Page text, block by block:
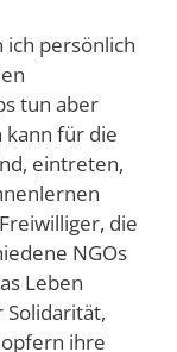
ich persönlich
tun aber
kann für die
eintreten,
die
NGOs
Leben
ihre